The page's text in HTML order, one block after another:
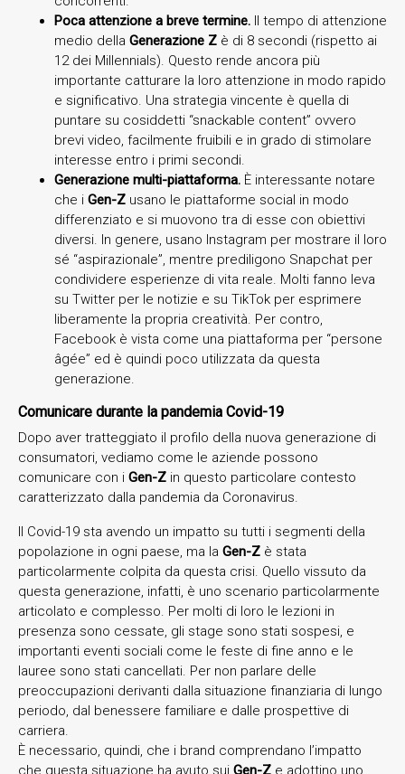
Poca attenzione a breve termine. Il tempo di attenzione
medio della Generazione Z è di 8 secondi (rispetto ai
12 dei Millennials). Questo rende ancora più
importante catturare la loro attenzione in modo rapido
e significativo. Una strategia vincente è quella di
puntare su cosiddetti “snackable content” ovvero
brevi video, facilmente fruibili e in grado di stimolare
interesse entro i primi secondi.
Generazione multi-piattaforma. È interessante notare
che i Gen-Z usano le piattaforme social in modo
differenziato e si muovono tra di esse con obiettivi
diversi. In genere, usano Instagram per mostrare il loro
sé “aspirazionale”, mentre prediligono Snapchat per
condividere esperienze di vita reale. Molti fanno leva
su Twitter per le notizie e su TikTok per esprimere
liberamente la propria creatività. Per contro,
Facebook è vista come una piattaforma per “persone
âgée” ed è quindi poco utilizzata da questa
generazione.
Comunicare durante la pandemia Covid-19
Dopo aver tratteggiato il profilo della nuova generazione di
consumatori, vediamo come le aziende possono
comunicare con i Gen-Z in questo particolare contesto
caratterizzato dalla pandemia da Coronavirus.
Il Covid-19 sta avendo un impatto su tutti i segmenti della
popolazione in ogni paese, ma la Gen-Z è stata
particolarmente colpita da questa crisi. Quello vissuto da
questa generazione, infatti, è uno scenario particolarmente
articolato e complesso. Per molti di loro le lezioni in
presenza sono cessate, gli stage sono stati sospesi, e
importanti eventi sociali come le feste di fine anno e le
lauree sono stati cancellati. Per non parlare delle
preoccupazioni derivanti dalla situazione finanziaria di lungo
periodo, dal benessere familiare e dalle prospettive di
carriera.
È necessario, quindi, che i brand comprendano l’impatto
che questa situazione ha avuto sui Gen-Z e adottino uno